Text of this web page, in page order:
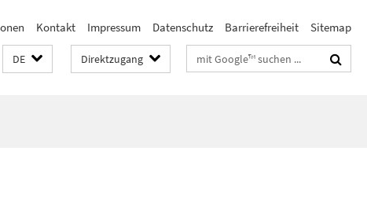
Kontakt Impressum Datenschutz Barrierefreiheit Sitemap
DE Direktzugang Suchbegriffe